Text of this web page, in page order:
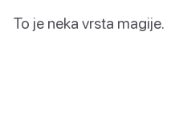
To je neka vrsta magije.